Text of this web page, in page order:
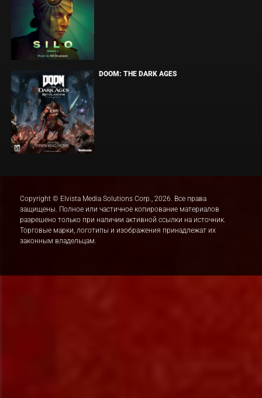
DOOM: THE DARK AGES
Copyright © Elvista Media Solutions Corp., 2026. Все права
защищены. Полное или частичное копирование материалов
разрешено только при наличии активной ссылки на источник.
Торговые марки, логотипы и изображения принадлежат их
законным владельцам.